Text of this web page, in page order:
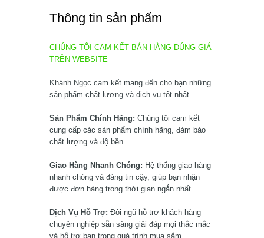
Thông tin sản phẩm
CHÚNG TÔI CAM KẾT BÁN HÀNG ĐÚNG GIÁ
TRÊN WEBSITE
Khánh Ngọc cam kết mang đến cho bạn những
sản phẩm chất lượng và dịch vụ tốt nhất.
Sản Phẩm Chính Hãng: Chúng tôi cam kết
cung cấp các sản phẩm chính hãng, đảm bảo
chất lượng và độ bền.
Giao Hàng Nhanh Chóng: Hệ thống giao hàng
nhanh chóng và đáng tin cậy, giúp bạn nhận
được đơn hàng trong thời gian ngắn nhất.
Dịch Vụ Hỗ Trợ: Đội ngũ hỗ trợ khách hàng
chuyên nghiệp sẵn sàng giải đáp mọi thắc mắc
và hỗ trợ bạn trong quá trình mua sắm.